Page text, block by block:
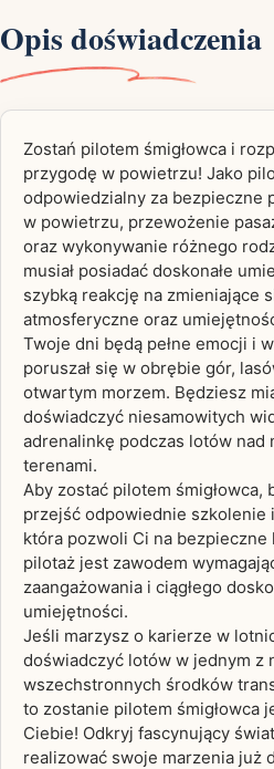
Opis doświadczenia
Zostań pilotem śmigłowca i
przygodę w powietrzu! Jako
odpowiedzialny za bezpieczne
w powietrzu, przewożenie
oraz wykonywanie różnego
musiał posiadać doskonałe
szybką reakcję na zmieniające
atmosferyczne oraz
Twoje dni będą pełne emocji i
poruszał się w obrębie gór,
otwartym morzem. Będziesz
doświadczyć niesamowitych
adrenalinkę podczas lotów nad
terenami.
Aby zostać pilotem śmigłowca,
przejść odpowiednie szkolenie
która pozwoli Ci na bezpieczne
pilotaż jest zawodem
zaangażowania i ciągłego
umiejętności.
Jeśli marzysz o karierze w
doświadczyć lotów w jednym z
wszechstronnych środków
to zostanie pilotem śmigłowca
Ciebie! Odkryj fascynujący
realizować swoje marzenia już